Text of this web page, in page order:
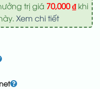
trị giá 70,000₫khi
Xem chi tiết